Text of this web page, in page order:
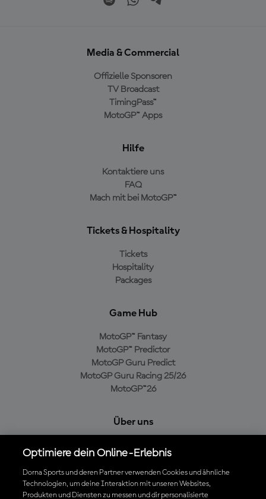
Media & Commercial
Offizielle Sponsoren
TV Broadcast
TimingPass™
MotoGP™ Apps
Hilfe
Kontaktiere uns
FAQ
Mach mit bei MotoGP™
Tickets & Hospitality
Tickets
Hospitality
Packages
Game Hub
MotoGP™ Fantasy
MotoGP™ Predictor
MotoGP Guru Predict
MotoGP Guru Racing 25/26
MotoGP™26
Über uns
Cookie-Richtlinien
Geschäftsbedingungen
Datenschutzrichtlinien
Optimiere dein Online-Erlebnis
Dorna Sports und deren Partner verwenden Cookies und ähnliche
Technologien, um deine Interaktion mit unseren Websites,
Produkten und Diensten zu messen und dir personalisierte